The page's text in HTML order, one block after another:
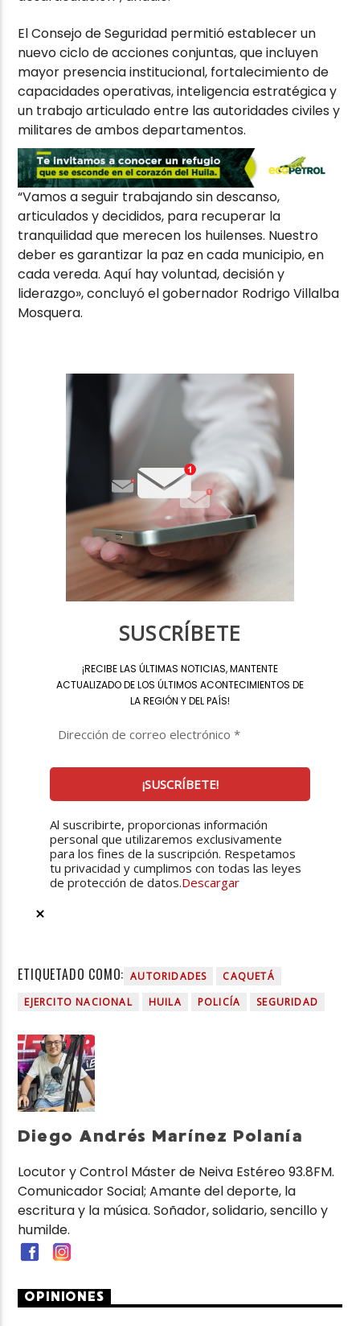
El Consejo de Seguridad permitió establecer un
nuevo ciclo de acciones conjuntas, que incluyen
mayor presencia institucional, fortalecimiento de
capacidades operativas, inteligencia estratégica y
un trabajo articulado entre las autoridades civiles y
militares de ambos departamentos.
“Vamos a seguir trabajando sin descanso,
articulados y decididos, para recuperar la
tranquilidad que merecen los huilenses. Nuestro
deber es garantizar la paz en cada municipio, en
cada vereda. Aquí hay voluntad, decisión y
liderazgo», concluyó el gobernador Rodrigo Villalba
Mosquera.
SUSCRÍBETE
¡RECIBE LAS ÚLTIMAS NOTICIAS, MANTENTE
ACTUALIZADO DE LOS ÚLTIMOS ACONTECIMIENTOS DE
LA REGIÓN Y DEL PAÍS!
Al suscribirte, proporcionas información
personal que utilizaremos exclusivamente
para los fines de la suscripción. Respetamos
tu privacidad y cumplimos con todas las leyes
de protección de datos.Descargar
ETIQUETADO COMO: AUTORIDADES
CAQUETÁ
EJERCITO NACIONAL
HUILA POLICÍA SEGURIDAD
Diego Andrés Marínez Polanía
Locutor y Control Máster de Neiva Estéreo 93.8FM.
Comunicador Social; Amante del deporte, la
escritura y la música. Soñador, solidario, sencillo y
humilde.
OPINIONES